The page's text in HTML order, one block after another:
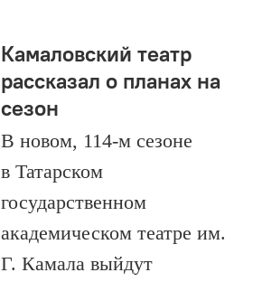
Камаловский театр
рассказал о планах на
сезон
В новом, 114-м сезоне
в Татарском
государственном
академическом театре им.
Г. Камала выйдут